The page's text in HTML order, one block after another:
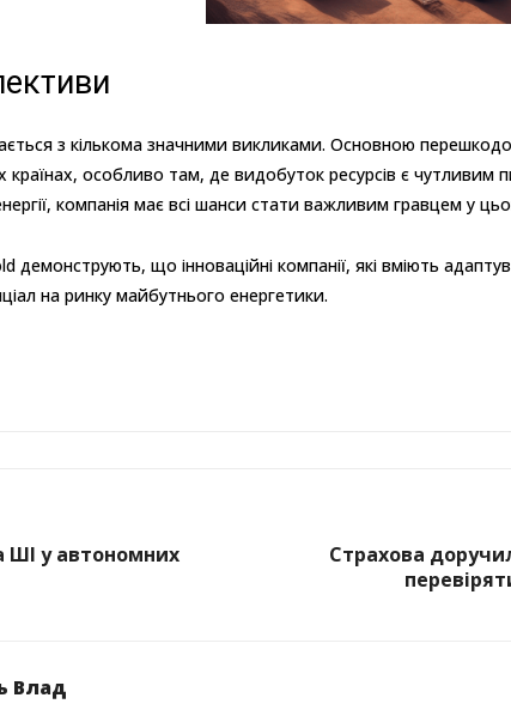
з кількома значними викликами. Основною
країнах, особливо там, де видобуток ресурсів є чутливим
компанія має всі шанси стати важливим гравцем у
демонструють, що інноваційні компанії, які вміють
на ринку майбутнього енергетики.
ШІ у автономних
Страхова
Влад